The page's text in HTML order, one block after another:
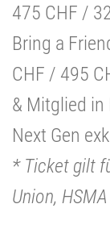
475 CHF /
Bring a
CHF / 495
& Mitglied
Next Gen
* Ticket gilt
Union,